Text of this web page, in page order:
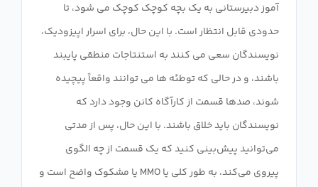
آموز دبیرستانی به یک بچه کوچک کوچک می شود، تا
حدودی قابل انتظار است. با این حال، برای اسرار اپیزودیک،
نویسندگان سعی می کنند به استنتاجات منطقی پایبند
باشند، و در حالی که توطئه ها می توانند واقعاً پیچیده
شوند، صدها قسمت از کارآگاه کانن وجود دارد که
نویسندگان باید خلاق باشند. با این حال، پس از مدتی
می‌توانید پیش‌بینی کنید که یک قسمت از چه الگوی
پیروی می‌کند، به طور کلی یا MMO یا مشکوک واضح است و